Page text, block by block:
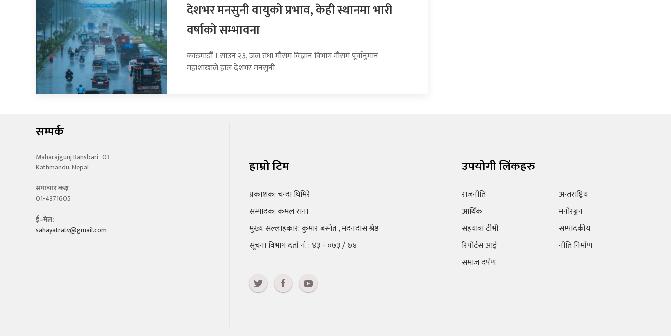
देशभर मनसुनी वायुको प्रभाव, केही स्थानमा भारी
वर्षाको सम्भावना
काठमाडौँ । साउन २३, जल तथा मौसम विज्ञान विभाग मौसम पूर्वानुमान
महाशाखाले हाल देशभर मनसुनी
सम्पर्क
Maharajgunj Bansbari -03
Kathmandu, Nepal
समाचार कक्ष
01-4371605
ई–मेल:
sahayatratv@gmail.com
हाम्रो टिम
प्रकाशक: चन्दा घिमिरे
सम्पादक: कमल राना
मुख्य सल्लाहकार: कुमार बस्नेत , मदनदास श्रेष्ठ
सूचना विभाग दर्ता नं. : ४३ - ०७३ / ७४
उपयोगी लिंकहरु
राजनीति
आर्थिक
सहयात्रा टीभी
रिपोर्टस आई
समाज दर्पण
अन्तराष्ट्रिय
मनोरञ्जन
सम्पादकीय
नीति निर्माण